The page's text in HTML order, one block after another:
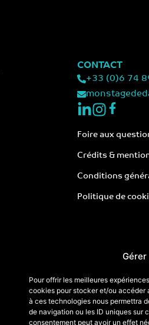
Pour offrir les meilleures
cookies pour stocker et/ou accéder
à ces technologies nous permettra
de navigation ou les ID uniques sur
consentement peut avoir un effet
CONTACT
+33 (0)6 74
Foire aux
Crédits &
Conditions
Politique de